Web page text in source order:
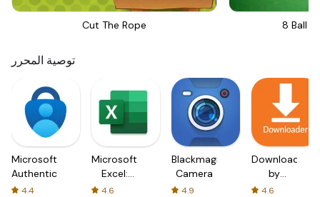
Cut The Rope 8 Ball
توصية المحرر
Microsoft
Authenticator
4.4
Microsoft
Excel:
Spreadsheets
4.6
Blackmagic
Camera
4.9
Downloader
by
AFTVnews
4.6